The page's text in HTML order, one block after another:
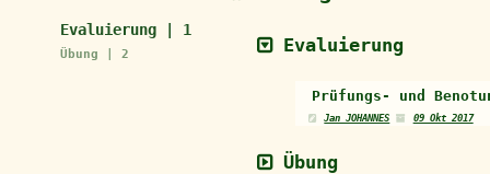
Evaluierung | 1
Übung | 2 Evaluierung
Prüfungs- und
Jan JOHANNES 09 Okt 2017
Übung